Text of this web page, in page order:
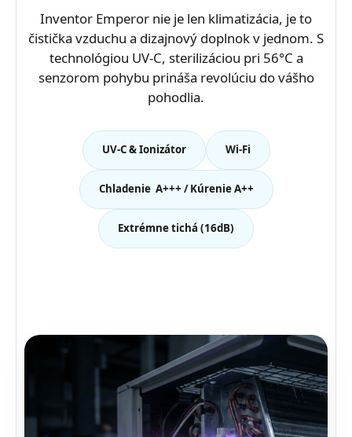
Inventor Emperor nie je len klimatizácia, je to
čistička vzduchu a dizajnový doplnok v jednom. S
technológiou UV-C, sterilizáciou pri 56°C a
senzorom pohybu prináša revolúciu do vášho
pohodlia.
UV-C & Ionizátor Wi-Fi
Chladenie A+++ / Kúrenie A++
Extrémne tichá (16dB)